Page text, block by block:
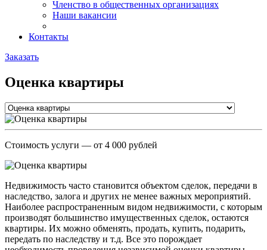
Членство в общественных организациях
Наши вакансии
Контакты
Заказать
Оценка квартиры
Стоимость услуги — от 4 000 рублей
Недвижимость часто становится объектом сделок, передачи в
наследство, залога и других не менее важных мероприятий.
Наиболее распространенным видом недвижимости, с которым
производят большинство имущественных сделок, остаются
квартиры. Их можно обменять, продать, купить, подарить,
передать по наследству и т.д. Все это порождает